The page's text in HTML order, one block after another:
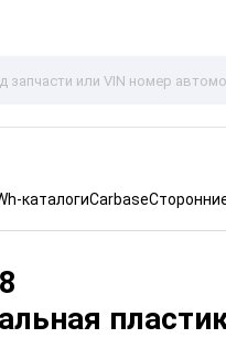
каталогиCarbase